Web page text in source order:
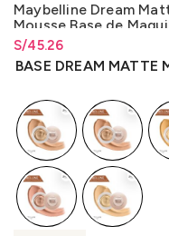
Maybelline Dream
Mousse Base de
18g.
S/45.26
Rango de precios: desde
S/45.26hasta S/45.26
BASE DREAM MATTE